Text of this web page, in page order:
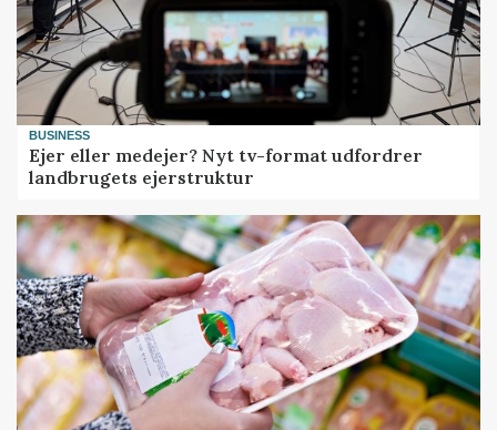
BUSINESS
Ejer eller medejer? Nyt tv-format udfordrer
landbrugets ejerstruktur